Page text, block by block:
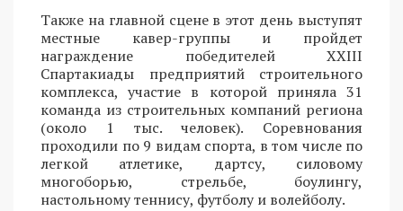
Также на главной сцене в этот день выступят
местные кавер-группы и пройдет
награждение победителей XXIII
Спартакиады предприятий строительного
комплекса, участие в которой приняла 31
команда из строительных компаний региона
(около 1 тыс. человек). Соревнования
проходили по 9 видам спорта, в том числе по
легкой атлетике, дартсу, силовому
многоборью, стрельбе, боулингу,
настольному теннису, футболу и волейболу.